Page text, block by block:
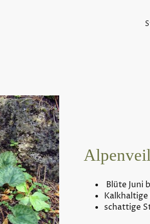
Blüte Juni
Kalkhaltige
schattige